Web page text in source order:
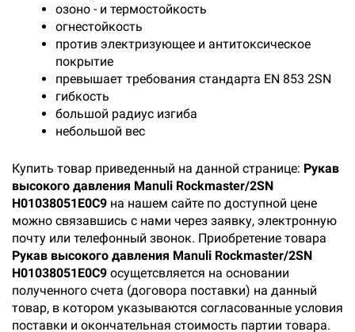
озоно - и термостойкость
огнестойкость
против электризующее и антитоксическое
покрытие
превышает требования стандарта EN 853 2SN
гибкость
большой радиус изгиба
небольшой вес
Купить товар приведенный на данной странице: Рукав
высокого давления Manuli Rockmaster/2SN
H01038051E0С9 на нашем сайте по доступной цене
можно связавшись с нами через заявку, электронную
почту или телефонный звонок. Приобретение товара
Рукав высокого давления Manuli Rockmaster/2SN
H01038051E0С9 осущетсвляется на основании
полученного счета (договора поставки) на данный
товар, в котором указываются согласованные условия
поставки и окончательная стоимость партии товара.